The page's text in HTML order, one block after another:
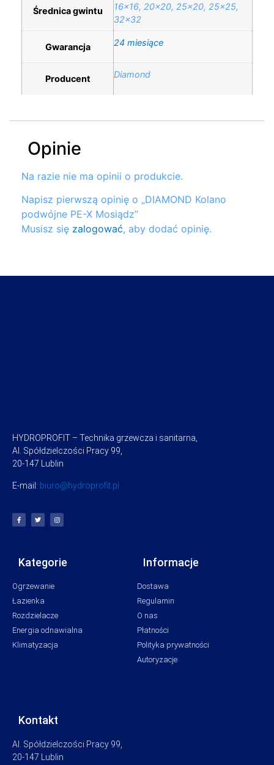
Średnica gwintu
16×16, 20×20, 25×20, 25×25,
32×32
Gwarancja 24 miesiące
Producent Diamond
Opinie
Na razie nie ma opinii o produkcie.
Napisz pierwszą opinię o „DIAMOND Kolano
podwójne PE-X Mosiądz”
Musisz się zalogować, aby dodać opinię.
HYDROPROFIT – Technika grzewcza i sanitarna,
Al. Spółdzielczości Pracy 99,
20-147 Lublin
E-mail: biuro@hydroprofit.pl
Kategorie
Ogrzewanie
Łazienka
Rozdzielacze
Energia odnawialna
Klimatyzacja
Informacje
Dostawa
Regulamin
O nas
Płatności
Polityka prywatności
Autoryzacje
Kontakt
Al. Spółdzielczości Pracy 99,
20-147 Lublin